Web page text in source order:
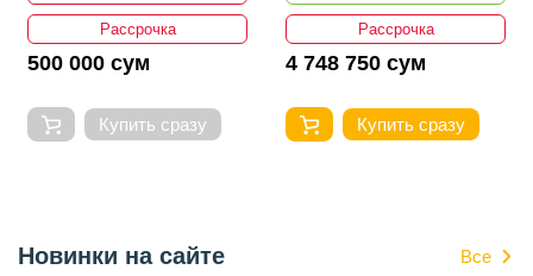
Рассрочка
500 000 сум
Купить сразу
Рассрочка
4 748 750 сум
Купить сразу
Новинки на сайте Все